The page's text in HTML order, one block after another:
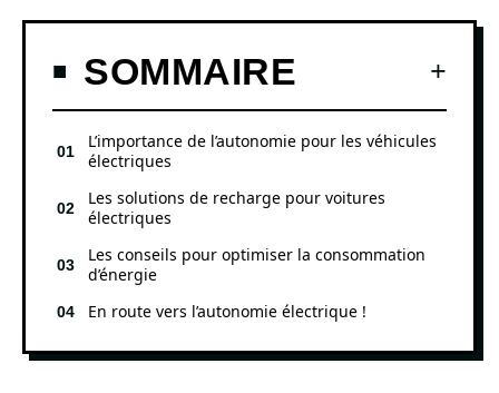
SOMMAIRE
L’importance de l’autonomie pour les véhicules
électriques
Les solutions de recharge pour voitures
électriques
Les conseils pour optimiser la consommation
d’énergie
En route vers l’autonomie électrique !